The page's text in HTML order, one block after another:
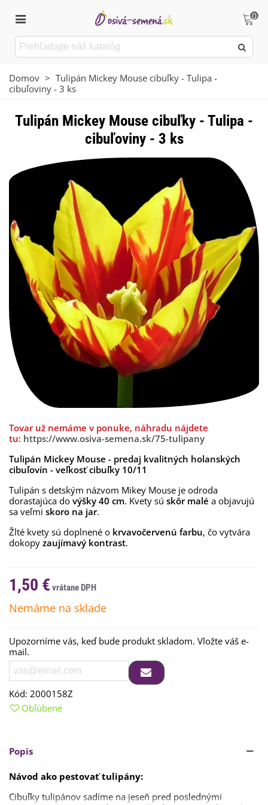
0
Domov > Tulipán Mickey Mouse cibuľky - Tulipa -
cibuľoviny - 3 ks
Tulipán Mickey Mouse cibuľky - Tulipa -
cibuľoviny - 3 ks
Tovar už nemáme v ponuke, náhradu nájdete
tu: https://www.osiva-semena.sk/75-tulipany
Tulipán Mickey Mouse - predaj kvalitných holanských
cibuľovín - veľkosť cibuľky 10/11
Tulipán s detským názvom Mikey Mouse je odroda
dorastajúca do výšky 40 cm. Kvety sú skôr malé a objavujú
sa veľmi skoro na jar.
Žlté kvety sú doplnené o krvavočervenú farbu, čo vytvára
dokopy zaujímavý kontrast.
1,50 €
Nemáme na sklade
Upozorníme vás, keď bude produkt skladom. Vložte váš e-
mail.
Kód: 2000158Z
Obľúbené
Popis
Návod ako pestovať tulipány:
Cibuľky tulipánov sadíme na jeseň pred poslednými